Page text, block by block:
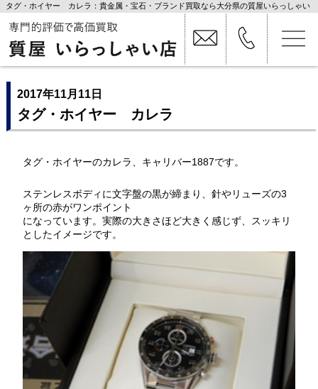
タグ・ホイヤー カレラ：貴金属・宝石・ブランド買取なら大分県の質屋いらっしゃい
2017年11月11日
タグ・ホイヤー カレラ
タグ・ホイヤーのカレラ、キャリバー1887です。
ステンレスボディに文字盤の黒が締まり、針やリューズの3
ヶ所の赤がワンポイント
になっています。実際の大きさほど大きく感じず、スッキリ
としたイメージです。